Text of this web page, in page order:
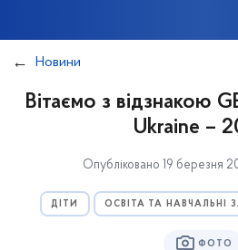
Новини
Вітаємо з відзнакою
Ukraine –
Опубліковано 19 березня
ДІТИ ОСВІТА ТА НАВЧАЛЬНІ
ФОТО